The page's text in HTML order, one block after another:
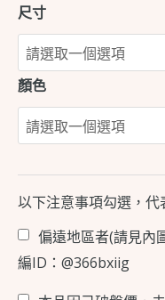
尺寸
顏色
以下注意事項勾選，
偏遠地區者(請見內
編ID：@366bxiig